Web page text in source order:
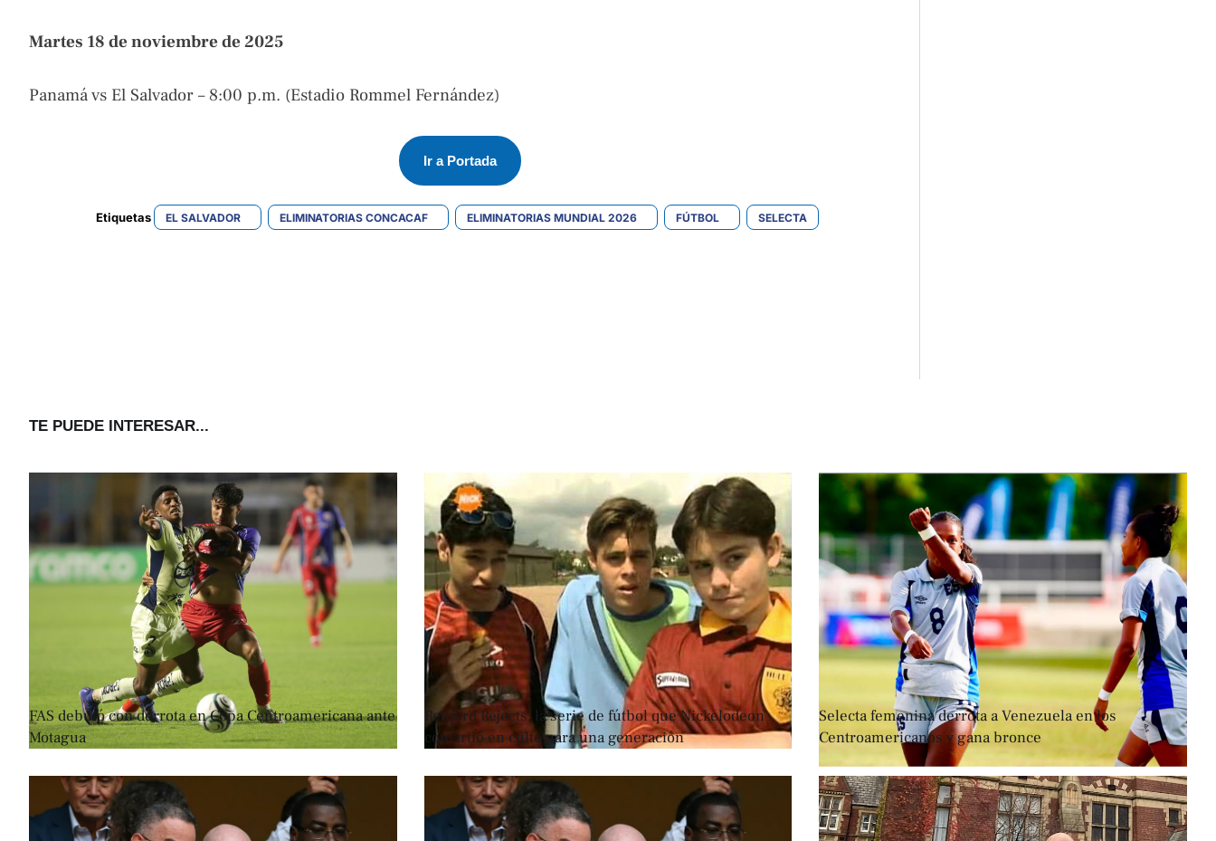
Martes 18 de noviembre de 2025
Panamá vs El Salvador – 8:00 p.m. (Estadio Rommel Fernández)
Ir a Portada
Etiquetas EL SALVADOR ELIMINATORIAS CONCACAF ELIMINATORIAS MUNDIAL 2026 FÚTBOL SELECTA
TE PUEDE INTERESAR...
FAS debutó con derrota en Copa Centroamericana ante
Motagua
Renford Rejects, la serie de fútbol que Nickelodeon
convirtió en culto para una generación
Selecta femenina derrota a Venezuela en los
Centroamericanos y gana bronce